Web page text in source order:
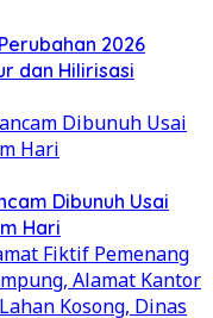
2026
dan Hilirisasi
Dibunuh Usai
Hari